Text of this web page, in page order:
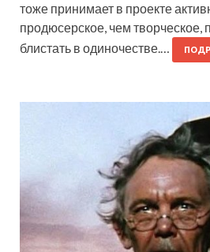
тоже принимает в проекте
продюсерское, чем творческое,
блистать в одиночестве.…